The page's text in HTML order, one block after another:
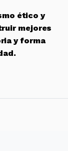
ético y
mejores
y forma